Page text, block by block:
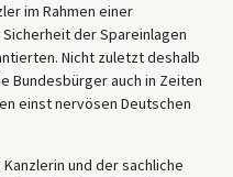
im Rahmen einer
der Spareinlagen
Nicht zuletzt deshalb
Bundesbürger auch in Zeiten
einst nervösen Deutschen
und der sachliche